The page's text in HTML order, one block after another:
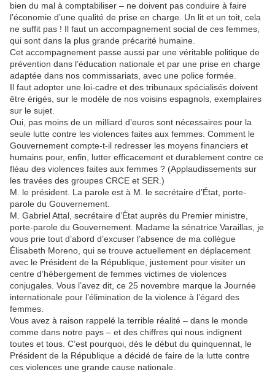
bien du mal à comptabiliser – ne doivent pas conduire à faire
l’économie d’une qualité de prise en charge. Un lit et un toit, cela
ne suffit pas ! Il faut un accompagnement social de ces femmes,
qui sont dans la plus grande précarité humaine.
Cet accompagnement passe aussi par une véritable politique de
prévention dans l’éducation nationale et par une prise en charge
adaptée dans nos commissariats, avec une police formée.
Il faut adopter une loi-cadre et des tribunaux spécialisés doivent
être érigés, sur le modèle de nos voisins espagnols, exemplaires
sur le sujet.
Oui, pas moins de un milliard d’euros sont nécessaires pour la
seule lutte contre les violences faites aux femmes. Comment le
Gouvernement compte-t-il redresser les moyens financiers et
humains pour, enfin, lutter efficacement et durablement contre ce
fléau des violences faites aux femmes ? (Applaudissements sur
les travées des groupes CRCE et SER.)
M. le président. La parole est à M. le secrétaire d’État, porte-
parole du Gouvernement.
M. Gabriel Attal, secrétaire d’État auprès du Premier ministre,
porte-parole du Gouvernement. Madame la sénatrice Varaillas, je
vous prie tout d’abord d’excuser l’absence de ma collègue
Élisabeth Moreno, qui se trouve actuellement en déplacement
avec le Président de la République, justement pour visiter un
centre d’hébergement de femmes victimes de violences
conjugales. Vous l’avez dit, ce 25 novembre marque la Journée
internationale pour l’élimination de la violence à l’égard des
femmes.
Vous avez à raison rappelé la terrible réalité – dans le monde
comme dans notre pays – et des chiffres qui nous indignent
toutes et tous. C’est pourquoi, dès le début du quinquennat, le
Président de la République a décidé de faire de la lutte contre
ces violences une grande cause nationale.